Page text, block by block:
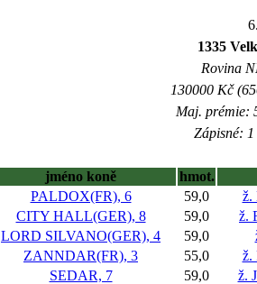
1335
Rovina
130000 Kč
Maj. prémie:
Zápisné:
jméno koně
hmot.
PALDOX(FR), 6 59,0
ž.
CITY HALL(GER), 8 59,0
ž.
LORD SILVANO(GER), 4 59,0
ZANNDAR(FR), 3 55,0
ž.
SEDAR, 7 59,0
ž.